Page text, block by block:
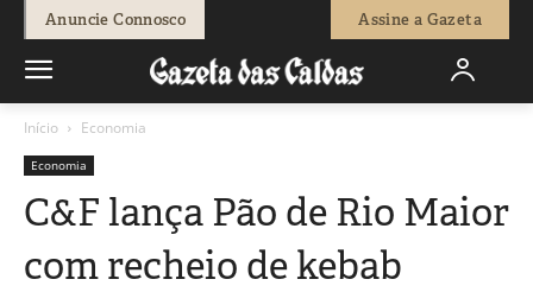
Anuncie Connosco Assine a Gazeta
Início Economia
Economia
C&F lança Pão de Rio Maior
com recheio de kebab